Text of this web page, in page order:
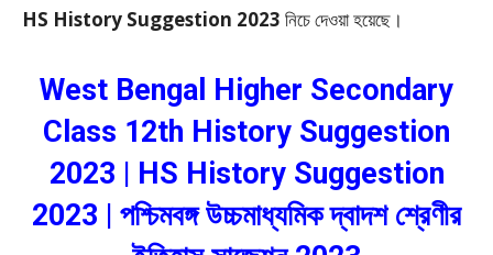
HS History Suggestion 2023 নিচে দেওয়া হয়েছে।
West Bengal Higher Secondary
Class 12th History Suggestion
2023 | HS History Suggestion
2023 | পশ্চিমবঙ্গ উচ্চমাধ্যমিক দ্বাদশ শ্রেণীর